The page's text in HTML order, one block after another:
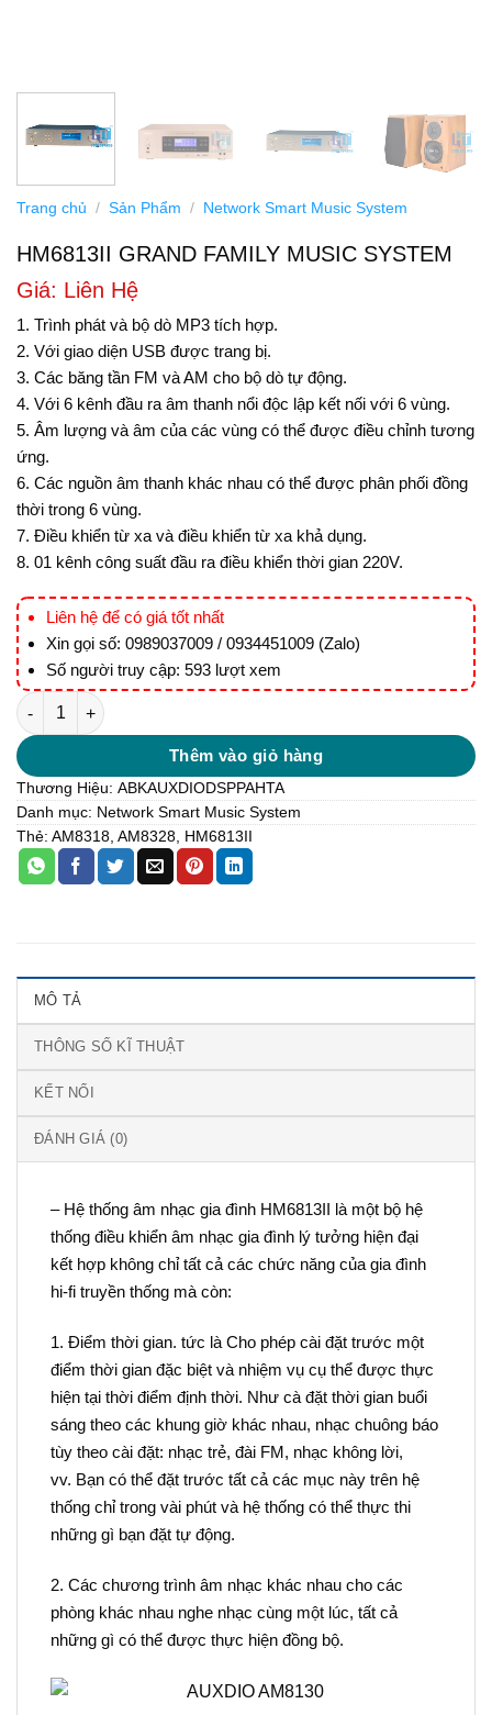
Trang chủ / Sản Phẩm / Network Smart Music System
HM6813II GRAND FAMILY MUSIC SYSTEM
Giá: Liên Hệ
1. Trình phát và bộ dò MP3 tích hợp.
2. Với giao diện USB được trang bị.
3. Các băng tần FM và AM cho bộ dò tự động.
4. Với 6 kênh đầu ra âm thanh nổi độc lập kết nối với 6 vùng.
5. Âm lượng và âm của các vùng có thể được điều chỉnh tương
ứng.
6. Các nguồn âm thanh khác nhau có thể được phân phối đồng
thời trong 6 vùng.
7. Điều khiển từ xa và điều khiển từ xa khả dụng.
8. 01 kênh công suất đầu ra điều khiển thời gian 220V.
Liên hệ để có giá tốt nhất
Xin gọi số: 0989037009 / 0934451009 (Zalo)
Số người truy cập: 593 lượt xem
HM6813II GRAND FAMILY MUSIC SYSTEM số lượng
Thêm vào giỏ hàng
Thương Hiệu: ABKAUXDIODSPPAHTA
Danh mục: Network Smart Music System
Thẻ: AM8318, AM8328, HM6813II
MÔ TẢ
THÔNG SỐ KĨ THUẬT
KẾT NỐI
ĐÁNH GIÁ (0)
– Hệ thống âm nhạc gia đình HM6813II là một bộ hệ
thống điều khiển âm nhạc gia đình lý tưởng hiện đại
kết hợp không chỉ tất cả các chức năng của gia đình
hi-fi truyền thống mà còn:
1. Điểm thời gian. tức là Cho phép cài đặt trước một
điểm thời gian đặc biệt và nhiệm vụ cụ thể được thực
hiện tại thời điểm định thời. Như cà đặt thời gian buổi
sáng theo các khung giờ khác nhau, nhạc chuông báo
tùy theo cài đặt: nhạc trẻ, đài FM, nhạc không lời,
vv. Bạn có thể đặt trước tất cả các mục này trên hệ
thống chỉ trong vài phút và hệ thống có thể thực thi
những gì bạn đặt tự động.
2. Các chương trình âm nhạc khác nhau cho các
phòng khác nhau nghe nhạc cùng một lúc, tất cả
những gì có thể được thực hiện đồng bộ.